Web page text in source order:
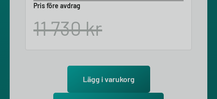
Pris före avdrag
11 730kr
Lägg i varukorg